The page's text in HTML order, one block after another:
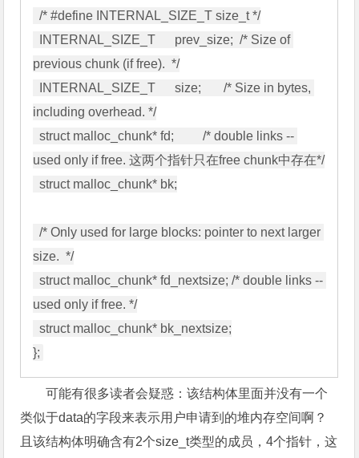
  /* #define INTERNAL_SIZE_T size_t */
previous chunk (if free).  */
including overhead. */
  struct malloc_chunk* fd;         /* double links --
used only if free. 这两个指针只在free chunk中存在*/
  struct malloc_chunk* bk;
  /* Only used for large blocks: pointer to next larger
size.  */
  struct malloc_chunk* fd_nextsize; /* double links --
used only if free. */
  struct malloc_chunk* bk_nextsize;
可能有很多读者会疑惑：该结构体里面并没有一个
类似于data的字段来表示用户申请到的堆内存空间啊？
且该结构体明确含有2个size_t类型的成员，4个指针，这